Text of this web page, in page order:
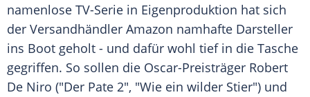
namenlose TV-Serie in Eigenproduktion hat sich
der Versandhändler Amazon namhafte Darsteller
ins Boot geholt - und dafür wohl tief in die Tasche
gegriffen. So sollen die Oscar-Preisträger Robert
De Niro ("Der Pate 2", "Wie ein wilder Stier") und